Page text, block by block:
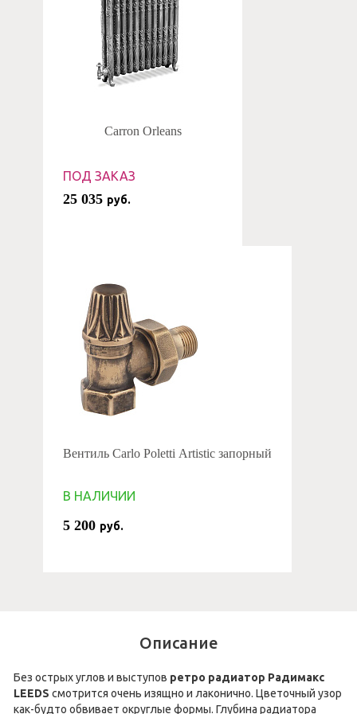
Carron Orleans
ПОД ЗАКАЗ
25 035 руб.
Вентиль Carlo Poletti Artistic запорный
В НАЛИЧИИ
5 200 руб.
Описание
Без острых углов и выступов ретро радиатор Радимакс
LEEDS смотрится очень изящно и лаконично. Цветочный узор
как-будто обвивает округлые формы. Глубина радиатора